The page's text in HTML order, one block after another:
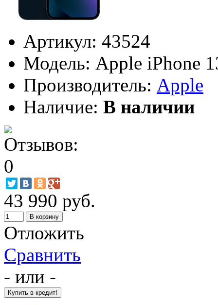
Артикул: 43524
Модель: Apple iPhone
Производитель: Apple
Наличие: В наличии
43 990 руб.
Отложить
Сравнить
- или -